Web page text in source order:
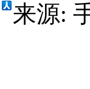
来源: